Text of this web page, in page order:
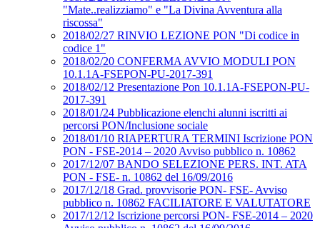
"Mate..realizziamo" e "La Divina Avventura alla
riscossa"
2018/02/27 RINVIO LEZIONE PON "Di codice in
codice 1"
2018/02/20 CONFERMA AVVIO MODULI PON
10.1.1A-FSEPON-PU-2017-391
2018/02/12 Presentazione Pon 10.1.1A-FSEPON-PU-
2017-391
2018/01/24 Pubblicazione elenchi alunni iscritti ai
percorsi PON/Inclusione sociale
2018/01/10 RIAPERTURA TERMINI Iscrizione PON
PON - FSE-2014 – 2020 Avviso pubblico n. 10862
2017/12/07 BANDO SELEZIONE PERS. INT. ATA
PON - FSE- n. 10862 del 16/09/2016
2017/12/18 Grad. provvisorie PON- FSE- Avviso
pubblico n. 10862 FACILIATORE E VALUTATORE
2017/12/12 Iscrizione percorsi PON- FSE-2014 – 2020